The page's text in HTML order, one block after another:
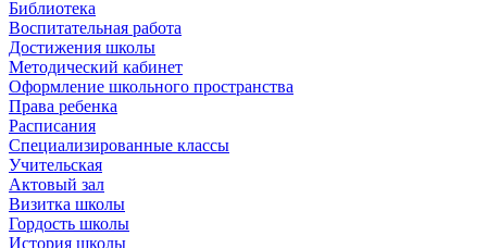
Библиотека
Воспитательная работа
Достижения школы
Методический кабинет
Оформление школьного пространства
Права ребенка
Расписания
Специализированные классы
Учительская
Актовый зал
Визитка школы
Гордость школы
История школы